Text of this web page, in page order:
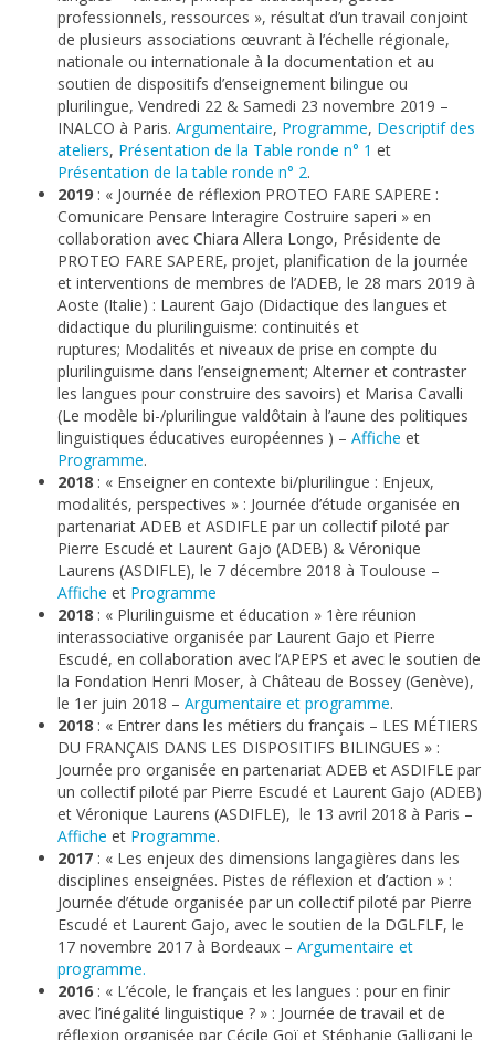
professionnels, ressources », résultat d’un travail conjoint
de plusieurs associations œuvrant à l’échelle régionale,
nationale ou internationale à la documentation et au
soutien de dispositifs d’enseignement bilingue ou
plurilingue, Vendredi 22 & Samedi 23 novembre 2019 –
INALCO à Paris. Argumentaire, Programme, Descriptif des
ateliers, Présentation de la Table ronde n° 1 et
Présentation de la table ronde n° 2.
2019 : « Journée de réflexion PROTEO FARE SAPERE :
Comunicare Pensare Interagire Costruire saperi » en
collaboration avec Chiara Allera Longo, Présidente de
PROTEO FARE SAPERE, projet, planification de la journée
et interventions de membres de l’ADEB, le 28 mars 2019 à
Aoste (Italie) : Laurent Gajo (Didactique des langues et
didactique du plurilinguisme: continuités et
ruptures; Modalités et niveaux de prise en compte du
plurilinguisme dans l’enseignement; Alterner et contraster
les langues pour construire des savoirs) et Marisa Cavalli
(Le modèle bi-/plurilingue valdôtain à l’aune des politiques
linguistiques éducatives européennes ) – Affiche et
Programme.
2018 : « Enseigner en contexte bi/plurilingue : Enjeux,
modalités, perspectives » : Journée d’étude organisée en
partenariat ADEB et ASDIFLE par un collectif piloté par
Pierre Escudé et Laurent Gajo (ADEB) & Véronique
Laurens (ASDIFLE), le 7 décembre 2018 à Toulouse –
Affiche et Programme
2018 : « Plurilinguisme et éducation » 1ère réunion
interassociative organisée par Laurent Gajo et Pierre
Escudé, en collaboration avec l’APEPS et avec le soutien de
la Fondation Henri Moser, à Château de Bossey (Genève),
le 1er juin 2018 – Argumentaire et programme.
2018 : « Entrer dans les métiers du français – LES MÉTIERS
DU FRANÇAIS DANS LES DISPOSITIFS BILINGUES » :
Journée pro organisée en partenariat ADEB et ASDIFLE par
un collectif piloté par Pierre Escudé et Laurent Gajo (ADEB)
et Véronique Laurens (ASDIFLE), le 13 avril 2018 à Paris –
Affiche et Programme.
2017 : « Les enjeux des dimensions langagières dans les
disciplines enseignées. Pistes de réflexion et d’action » :
Journée d’étude organisée par un collectif piloté par Pierre
Escudé et Laurent Gajo, avec le soutien de la DGLFLF, le
17 novembre 2017 à Bordeaux – Argumentaire et
programme.
2016 : « L’école, le français et les langues : pour en finir
avec l’inégalité linguistique ? » : Journée de travail et de
réflexion organisée par Cécile Goï et Stéphanie Galligani le